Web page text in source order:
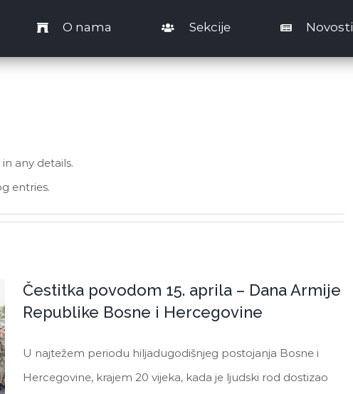
O nama Sekcije Novosti
any details.
entries.
Čestitka povodom 15. aprila – Dana Armije
Republike Bosne i Hercegovine
U najtežem periodu hiljadugodišnjeg postojanja Bosne i
Hercegovine, krajem 20 vijeka, kada je ljudski rod dostizao